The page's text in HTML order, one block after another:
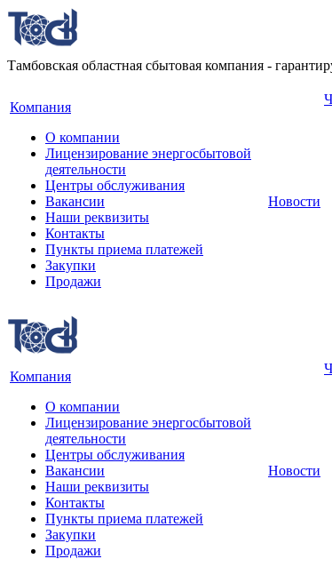
Тамбовская областная сбытовая компания -
Компания
О компании
Лицензирование энергосбытовой
деятельности
Центры обслуживания
Вакансии
Наши реквизиты
Контакты
Пункты приема платежей
Закупки
Продажи
Новости
Компания
О компании
Лицензирование энергосбытовой
деятельности
Центры обслуживания
Вакансии
Наши реквизиты
Контакты
Пункты приема платежей
Закупки
Продажи
Новости